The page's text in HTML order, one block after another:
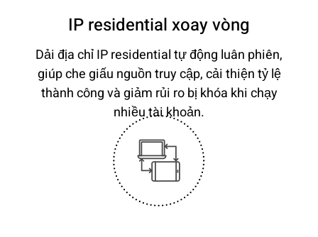
IP residential xoay vòng
Dải địa chỉ IP residential tự động luân phiên,
giúp che giấu nguồn truy cập, cải thiện tỷ lệ
thành công và giảm rủi ro bị khóa khi chạy
nhiều tài khoản.